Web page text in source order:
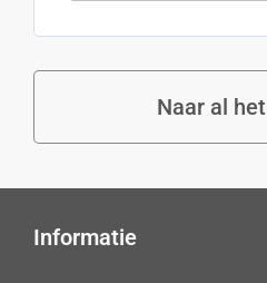
Naar al
Informatie